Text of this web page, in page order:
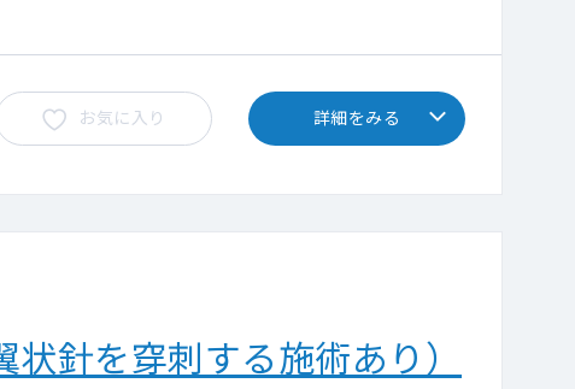
お気に入り 詳細をみる
針を穿刺する施術あり）